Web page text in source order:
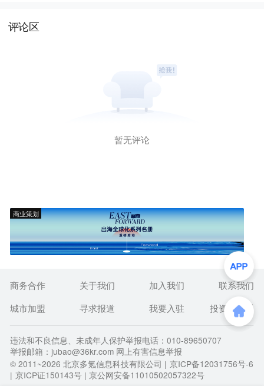
评论区
暂无评论
商业策划
商务合作 关于我们 加入我们
联系我们
城市加盟
寻求报道 我要入驻 投资者关系
违法和不良信息、未成年人保护举报电话：010-89650707
举报邮箱：jubao@36kr.com 网上有害信息举报
© 2011~2026 北京多氪信息科技有限公司 | 京ICP备12031756号-6
| 京ICP证150143号 | 京公网安备11010502057322号